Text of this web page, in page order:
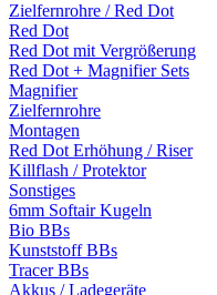
Zielfernrohre / Red Dot
Red Dot
Red Dot mit Vergrößerung
Red Dot + Magnifier Sets
Magnifier
Zielfernrohre
Montagen
Red Dot Erhöhung / Riser
Killflash / Protektor
Sonstiges
6mm Softair Kugeln
Bio BBs
Kunststoff BBs
Tracer BBs
Akkus / Ladegeräte